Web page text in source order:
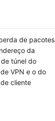
de pacotes
da
túnel do
VPN e o do
cliente